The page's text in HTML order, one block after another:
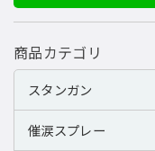
商品カテゴリ
スタンガン
催涙スプレー